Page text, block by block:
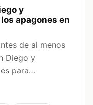
y
apagones en
de al menos
Diego y
para…